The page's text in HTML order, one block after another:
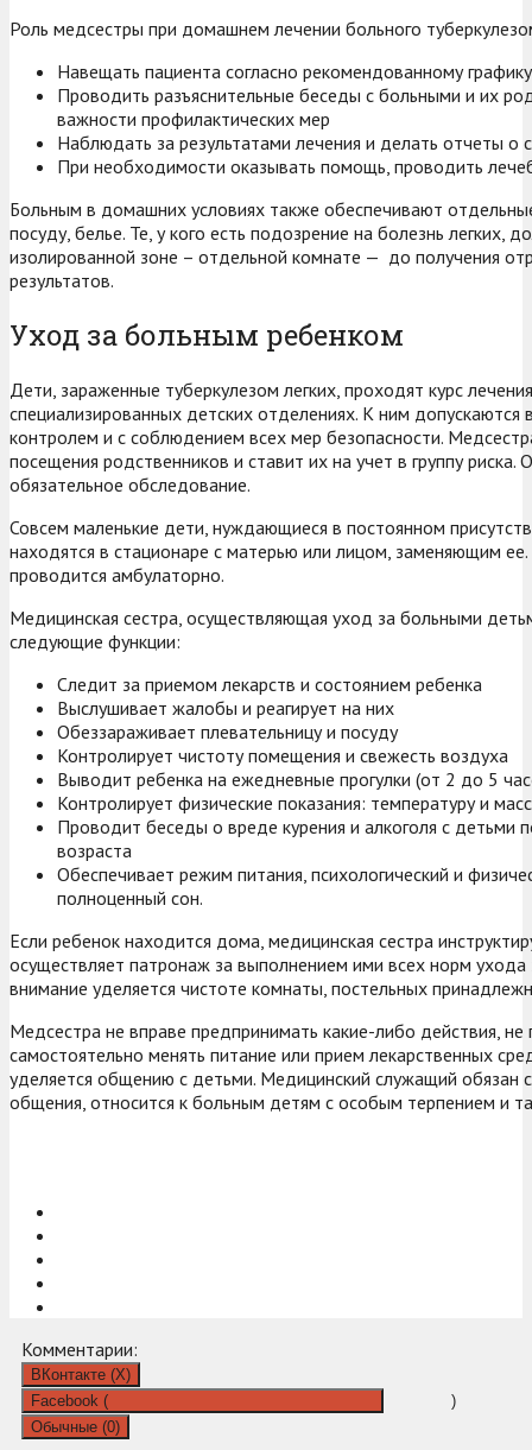
Роль медсестры при домашнем лечении больного
Навещать пациента согласно рекомендованному графику
Проводить разъяснительные беседы с больными и их
важности профилактических мер
Наблюдать за результатами лечения и делать отчеты о
При необходимости оказывать помощь, проводить
Больным в домашних условиях также обеспечивают
посуду, белье. Те, у кого есть подозрение на болезнь легких,
изолированной зоне – отдельной комнате — до получения
результатов.
Уход за больным ребенком
Дети, зараженные туберкулезом легких, проходят курс
специализированных детских отделениях. К ним допускаются
контролем и с соблюдением всех мер безопасности.
посещения родственников и ставит их на учет в группу риска.
обязательное обследование.
Совсем маленькие дети, нуждающиеся в постоянном
находятся в стационаре с матерью или лицом, заменяющим
проводится амбулаторно.
Медицинская сестра, осуществляющая уход за больными
следующие функции:
Следит за приемом лекарств и состоянием ребенка
Выслушивает жалобы и реагирует на них
Обеззараживает плевательницу и посуду
Контролирует чистоту помещения и свежесть воздуха
Выводит ребенка на ежедневные прогулки (от 2 до 5
Контролирует физические показания: температуру и
Проводит беседы о вреде курения и алкоголя с детьми
возраста
Обеспечивает режим питания, психологический и
полноценный сон.
Если ребенок находится дома, медицинская сестра
осуществляет патронаж за выполнением ими всех норм
внимание уделяется чистоте комнаты, постельных
Медсестра не вправе предпринимать какие-либо действия,
самостоятельно менять питание или прием лекарственных
уделяется общению с детьми. Медицинский служащий обязан
общения, относится к больным детям с особым терпением и
Комментарии:
ВКонтакте (X)
Facebook (
)
Обычные (0)